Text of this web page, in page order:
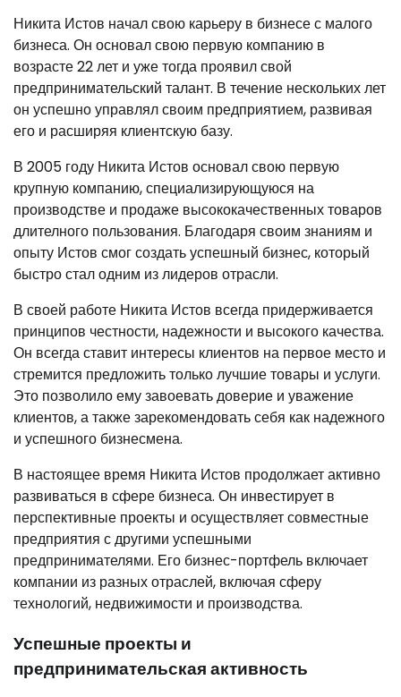
Никита Истов начал свою карьеру в бизнесе с малого
бизнеса. Он основал свою первую компанию в
возрасте 22 лет и уже тогда проявил свой
предпринимательский талант. В течение нескольких лет
он успешно управлял своим предприятием, развивая
его и расширяя клиентскую базу.
В 2005 году Никита Истов основал свою первую
крупную компанию, специализирующуюся на
производстве и продаже высококачественных товаров
длителного пользования. Благодаря своим знаниям и
опыту Истов смог создать успешный бизнес, который
быстро стал одним из лидеров отрасли.
В своей работе Никита Истов всегда придерживается
принципов честности, надежности и высокого качества.
Он всегда ставит интересы клиентов на первое место и
стремится предложить только лучшие товары и услуги.
Это позволило ему завоевать доверие и уважение
клиентов, а также зарекомендовать себя как надежного
и успешного бизнесмена.
В настоящее время Никита Истов продолжает активно
развиваться в сфере бизнеса. Он инвестирует в
перспективные проекты и осуществляет совместные
предприятия с другими успешными
предпринимателями. Его бизнес-портфель включает
компании из разных отраслей, включая сферу
технологий, недвижимости и производства.
Успешные проекты и
предпринимательская активность